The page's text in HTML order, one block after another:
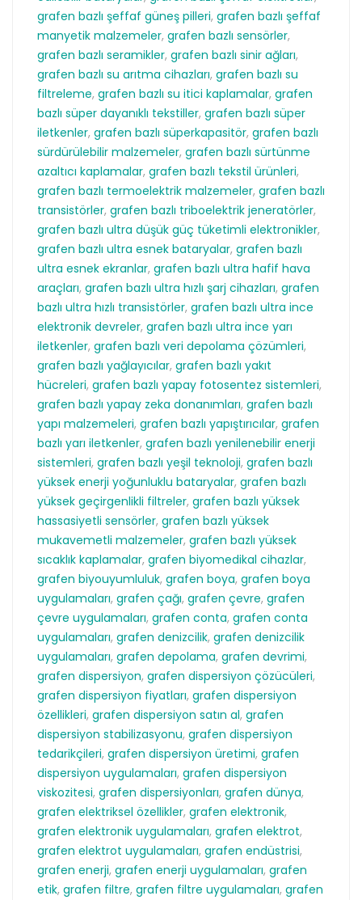
grafen bazlı şeffaf güneş pilleri, grafen bazlı şeffaf
manyetik malzemeler, grafen bazlı sensörler,
grafen bazlı seramikler, grafen bazlı sinir ağları,
grafen bazlı su arıtma cihazları, grafen bazlı su
filtreleme, grafen bazlı su itici kaplamalar, grafen
bazlı süper dayanıklı tekstiller, grafen bazlı süper
iletkenler, grafen bazlı süperkapasitör, grafen bazlı
sürdürülebilir malzemeler, grafen bazlı sürtünme
azaltıcı kaplamalar, grafen bazlı tekstil ürünleri,
grafen bazlı termoelektrik malzemeler, grafen bazlı
transistörler, grafen bazlı triboelektrik jeneratörler,
grafen bazlı ultra düşük güç tüketimli elektronikler,
grafen bazlı ultra esnek bataryalar, grafen bazlı
ultra esnek ekranlar, grafen bazlı ultra hafif hava
araçları, grafen bazlı ultra hızlı şarj cihazları, grafen
bazlı ultra hızlı transistörler, grafen bazlı ultra ince
elektronik devreler, grafen bazlı ultra ince yarı
iletkenler, grafen bazlı veri depolama çözümleri,
grafen bazlı yağlayıcılar, grafen bazlı yakıt
hücreleri, grafen bazlı yapay fotosentez sistemleri,
grafen bazlı yapay zeka donanımları, grafen bazlı
yapı malzemeleri, grafen bazlı yapıştırıcılar, grafen
bazlı yarı iletkenler, grafen bazlı yenilenebilir enerji
sistemleri, grafen bazlı yeşil teknoloji, grafen bazlı
yüksek enerji yoğunluklu bataryalar, grafen bazlı
yüksek geçirgenlikli filtreler, grafen bazlı yüksek
hassasiyetli sensörler, grafen bazlı yüksek
mukavemetli malzemeler, grafen bazlı yüksek
sıcaklık kaplamalar, grafen biyomedikal cihazlar,
grafen biyouyumluluk, grafen boya, grafen boya
uygulamaları, grafen çağı, grafen çevre, grafen
çevre uygulamaları, grafen conta, grafen conta
uygulamaları, grafen denizcilik, grafen denizcilik
uygulamaları, grafen depolama, grafen devrimi,
grafen dispersiyon, grafen dispersiyon çözücüleri,
grafen dispersiyon fiyatları, grafen dispersiyon
özellikleri, grafen dispersiyon satın al, grafen
dispersiyon stabilizasyonu, grafen dispersiyon
tedarikçileri, grafen dispersiyon üretimi, grafen
dispersiyon uygulamaları, grafen dispersiyon
viskozitesi, grafen dispersiyonları, grafen dünya,
grafen elektriksel özellikler, grafen elektronik,
grafen elektronik uygulamaları, grafen elektrot,
grafen elektrot uygulamaları, grafen endüstrisi,
grafen enerji, grafen enerji uygulamaları, grafen
etik, grafen filtre, grafen filtre uygulamaları, grafen